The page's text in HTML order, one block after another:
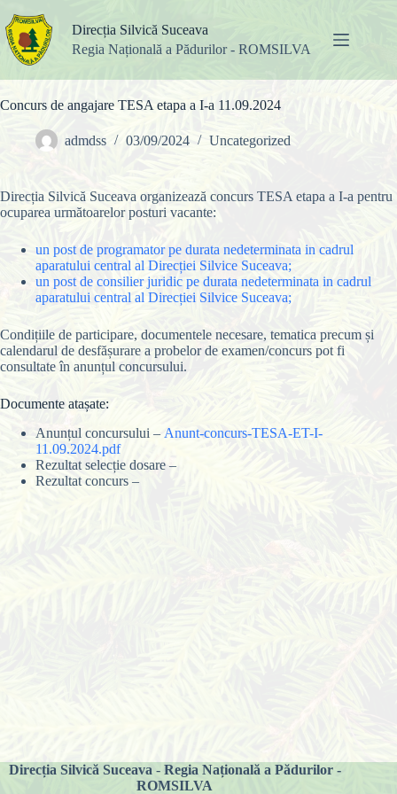
la
conținut
Direcția Silvică Suceava
Regia Națională a Pădurilor - ROMSILVA
Concurs de angajare TESA etapa a I-a 11.09.2024
admdss 03/09/2024 Uncategorized
Direcția Silvică Suceava organizează concurs TESA etapa a I-a pentru
ocuparea următoarelor posturi vacante:
un post de programator pe durata nedeterminata in cadrul
aparatului central al Direcției Silvice Suceava;
un post de consilier juridic pe durata nedeterminata in cadrul
aparatului central al Direcției Silvice Suceava;
Condițiile de participare, documentele necesare, tematica precum și
calendarul de desfășurare a probelor de examen/concurs pot fi
consultate în anunțul concursului.
Documente atașate:
Anunțul concursului – Anunt-concurs-TESA-ET-I-
11.09.2024.pdf
Rezultat selecție dosare –
Rezultat concurs –
Direcția Silvică Suceava - Regia Națională a Pădurilor -
ROMSILVA